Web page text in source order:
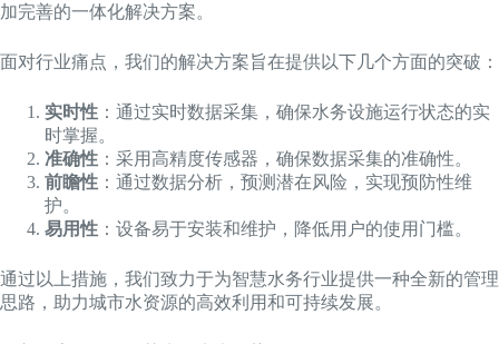
加完善的一体化解决方案。
面对行业痛点，我们的解决方案旨在提供以下几个方面的突破：
实时性 ：通过实时数据采集，确保水务设施运行状态的实
时掌握。
准确性 ：采用高精度传感器，确保数据采集的准确性。
前瞻性 ：通过数据分析，预测潜在风险，实现预防性维
护。
易用性 ：设备易于安装和维护，降低用户的使用门槛。
通过以上措施，我们致力于为智慧水务行业提供一种全新的管理
思路，助力城市水资源的高效利用和可持续发展。